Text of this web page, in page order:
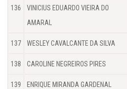
136
VINICIUS EDUARDO VIEIRA DO
AMARAL
137 WESLEY CAVALCANTE DA SILVA
138 CAROLINE NEGREIROS PIRES
139 ENRIQUE MIRANDA GARDENAL